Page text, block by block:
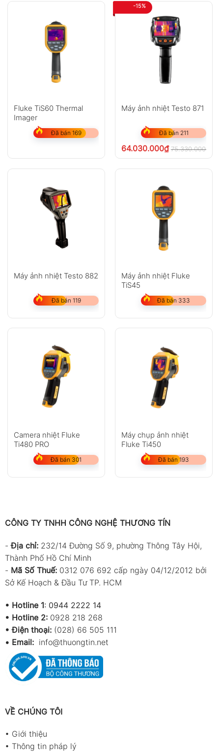
Fluke TiS60 Thermal
Imager
Đã bán 169
-15%
Máy ảnh nhiệt Testo 871
Đã bán 211
64.030.000₫ 75.330.000₫
Máy ảnh nhiệt Testo 882
Đã bán 119
Máy ảnh nhiệt Fluke
TiS45
Đã bán 333
Camera nhiệt Fluke
Ti480 PRO
Đã bán 301
Máy chụp ảnh nhiệt
Fluke Ti450
Đã bán 193
CÔNG TY TNHH CÔNG NGHỆ THƯƠNG TÍN
-Địa chỉ: 232/14 Đường Số 9, phường Thông Tây Hội,
Thành Phố Hồ Chí Minh
- Mã Số Thuế: 0312 076 692 cấp ngày 04/12/2012 bởi
Sở Kế Hoạch & Đầu Tư TP. HCM
• Hotline 1: 0944 2222 14
• Hotline 2: 0928 218 268
• Điện thoại: (028) 66 505 111
• Email: info@thuongtin.net
VỀ CHÚNG TÔI
• Giới thiệu
• Thông tin pháp lý